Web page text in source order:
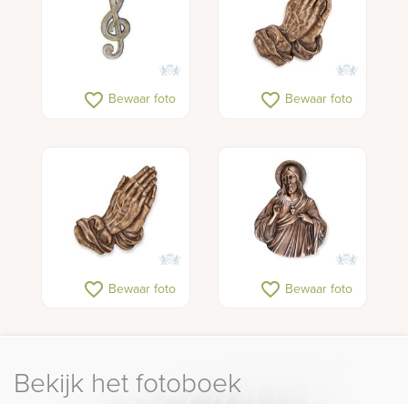
favorite_border Bewaar foto favorite_border Bewaar foto
favorite_border Bewaar foto favorite_border Bewaar foto
Bekijk het fotoboek